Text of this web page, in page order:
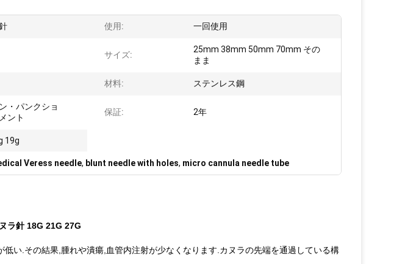
使用: 一回使用
サイズ:
25mm 38mm 50mm 70mm その
まま
材料: ステンレス鋼
・パンクショ
ント
保証: 2年
19g
Veress needle, blunt needle with holes, micro cannula needle tube
ラ針 18G 21G 27G
い.その結果,腫れや潰瘍,血管内注射が少なくなります.カヌラの先端を通過している構